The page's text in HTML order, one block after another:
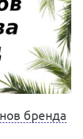
бренда